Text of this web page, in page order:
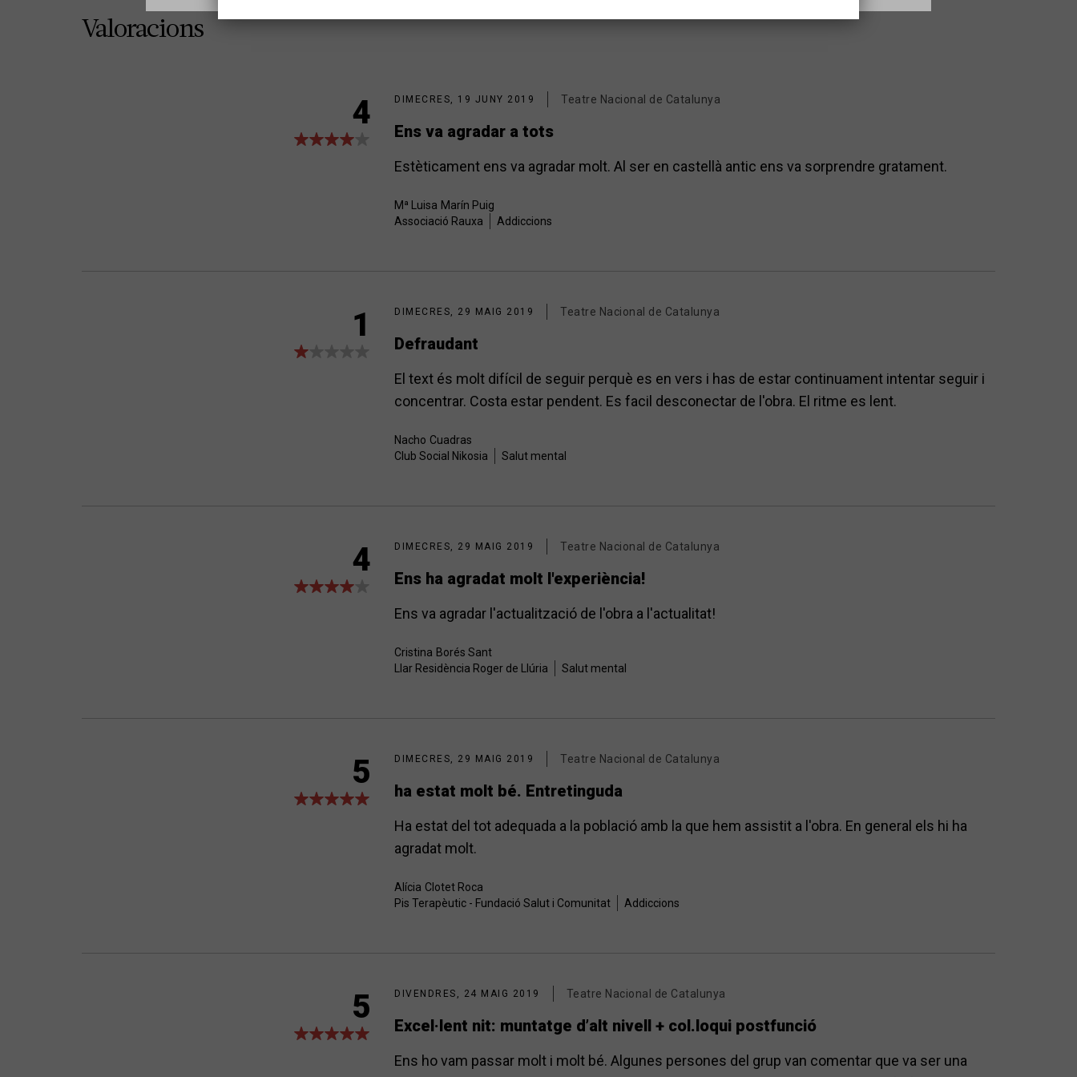
Valoracions
4 DIMECRES, 19 JUNY 2019 Teatre Nacional de Catalunya
Ens va agradar a tots
Estèticament ens va agradar molt. Al ser en castellà antic ens va sorprendre gratament.
Mª Luisa Marín Puig
Associació Rauxa
Addiccions
1 DIMECRES, 29 MAIG 2019 Teatre Nacional de Catalunya
Defraudant
El text és molt difícil de seguir perquè es en vers i has de estar continuament intentar seguir i
concentrar. Costa estar pendent. Es facil desconectar de l'obra. El ritme es lent.
Nacho Cuadras
Club Social Nikosia
Salut mental
4 DIMECRES, 29 MAIG 2019 Teatre Nacional de Catalunya
Ens ha agradat molt l'experiència!
Ens va agradar l'actualització de l'obra a l'actualitat!
Cristina Borés Sant
Llar Residència Roger de Llúria
Salut mental
5 DIMECRES, 29 MAIG 2019 Teatre Nacional de Catalunya
ha estat molt bé. Entretinguda
Ha estat del tot adequada a la població amb la que hem assistit a l'obra. En general els hi ha
agradat molt.
Alícia Clotet Roca
Pis Terapèutic - Fundació Salut i Comunitat
Addiccions
5 DIVENDRES, 24 MAIG 2019 Teatre Nacional de Catalunya
Excel·lent nit: muntatge d’alt nivell + col.loqui postfunció
Ens ho vam passar molt i molt bé. Algunes persones del grup van comentar que va ser una